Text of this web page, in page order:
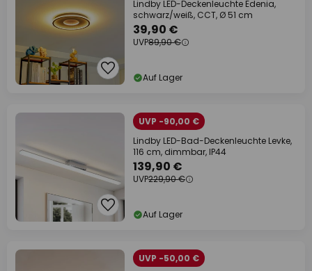
Lindby LED-Deckenleuchte Edenia,
schwarz/weiß, CCT, Ø 51 cm
39,90 €
UVP89,90 €
Auf Lager
UVP -90,00 €
Lindby LED-Bad-Deckenleuchte Levke,
116 cm, dimmbar, IP44
139,90 €
UVP229,90 €
Auf Lager
UVP -50,00 €